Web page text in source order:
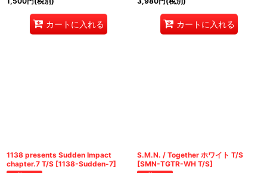
カートに入れる カートに入れる
1138 presents Sudden Impact
chapter.7 T/S [1138-Sudden-7]
S.M.N. / Together ホワイト T/S
[SMN-TGTR-WH T/S]